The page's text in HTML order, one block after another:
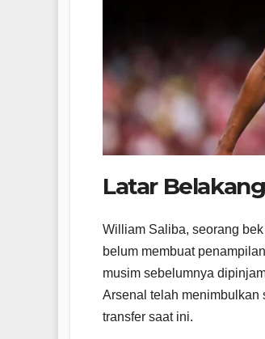
Latar
William Saliba, seorang
belum membuat
musim sebelumnya
Arsenal telah menimbulkan
transfer saat ini.